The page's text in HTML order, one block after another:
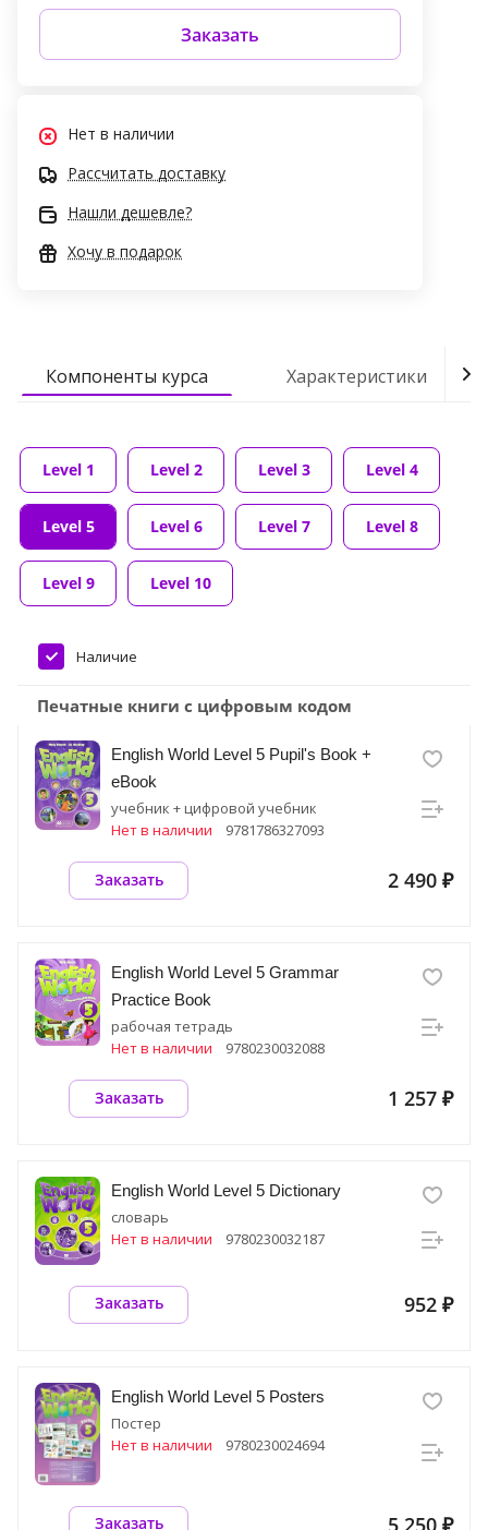
Заказать
Нет в наличии
Рассчитать доставку
Нашли дешевле?
Хочу в подарок
Компоненты курса Характеристики
Level 1 Level 2 Level 3 Level 4
Level 5 Level 6 Level 7 Level 8
Level 9 Level 10
Наличие
Печатные книги с цифровым кодом
English World Level 5 Pupil's Book +
eBook
учебник + цифровой учебник
Нет в наличии
9781786327093
2 490 ₽
Заказать
English World Level 5 Grammar
Practice Book
рабочая тетрадь
Нет в наличии
9780230032088
1 257 ₽
Заказать
English World Level 5 Dictionary
словарь
Нет в наличии
9780230032187
952 ₽
Заказать
English World Level 5 Posters
Постер
Нет в наличии
9780230024694
5 250 ₽
Заказать